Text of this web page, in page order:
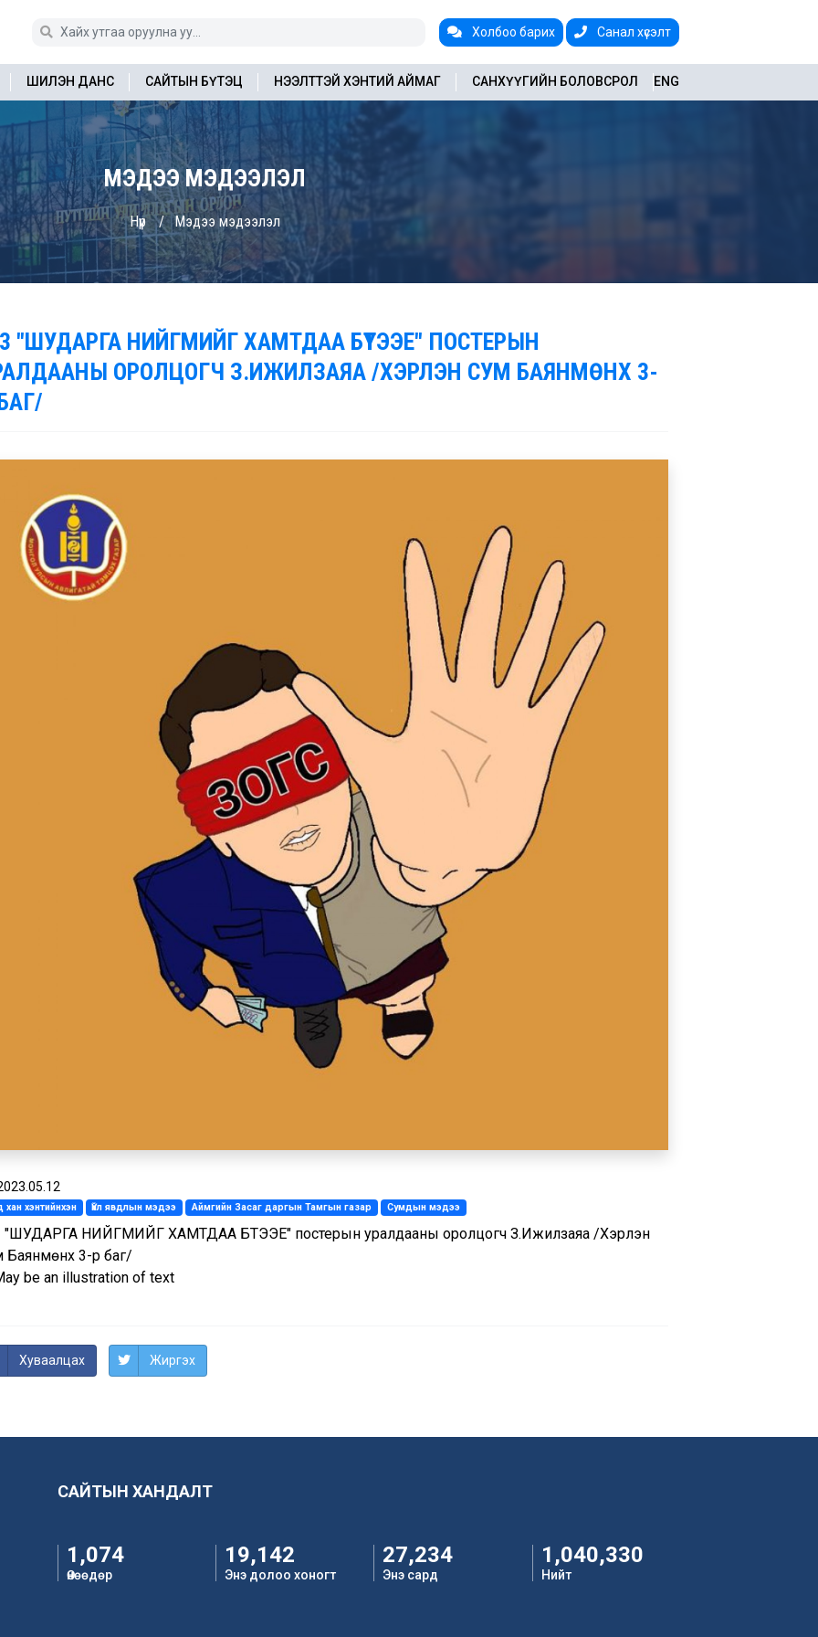
Холбоо барих Санал хүсэлт
ENG
ШИЛЭН ДАНС САЙТЫН БҮТЭЦ НЭЭЛТТЭЙ ХЭНТИЙ АЙМАГ САНХҮҮГИЙН БОЛОВСРОЛ
МЭДЭЭ МЭДЭЭЛЭЛ
Нүүр Мэдээ мэдээлэл
"ШУДАРГА НИЙГМИЙГ ХАМТДАА БҮТЭЭЕ" ПОСТЕРЫН
ОРОЛЦОГЧ З.ИЖИЛЗАЯА /ХЭРЛЭН СУМ БАЯНМӨНХ 3-
хан хэнтийнхэн Үйл явдлын мэдээ Аймгийн Засаг даргын Тамгын газар Сумдын мэдээ
НИЙГМИЙГ ХАМТДАА БҮТЭЭЕ" постерын уралдааны оролцогч З.Ижилзаяа /Хэрлэн
Баянмөнх 3-р баг/
Хуваалцах Жиргэх
САЙТЫН ХАНДАЛТ
1,074
Өнөөдөр
19,142
Энэ долоо хоногт
27,234
Энэ сард
1,040,330
Нийт